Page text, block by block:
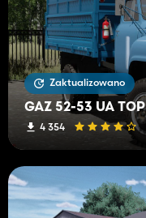
Zaktualizowano
GAZ 52-53 UA TOP
4 354